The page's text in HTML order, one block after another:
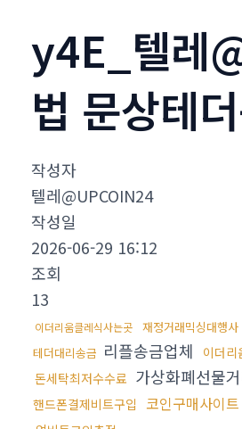
y4E_텔레
법 문상테
작성자
텔레@UPCOIN24
작성일
2026-06-29 16:12
조회
13
이더리움클레식사는곳 재정거래믹싱대행사
테더대리송금 리플송금업체 이더리
돈세탁최저수수료 가상화폐선물
핸드폰결제비트구입 코인구매사이트